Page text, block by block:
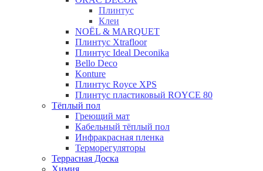
Плинтус
Клеи
NOЁL & MARQUET
Плинтус Xtrafloor
Плинтус Ideal Deconika
Bello Deco
Konture
Плинтус Royce XPS
Плинтус пластиковый ROYCE 80
Тёплый пол
Греющий мат
Кабельный тёплый пол
Инфракрасная пленка
Терморегуляторы
Террасная Доска
Химия